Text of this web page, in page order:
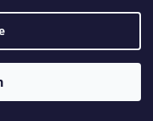
Orange 18 ml